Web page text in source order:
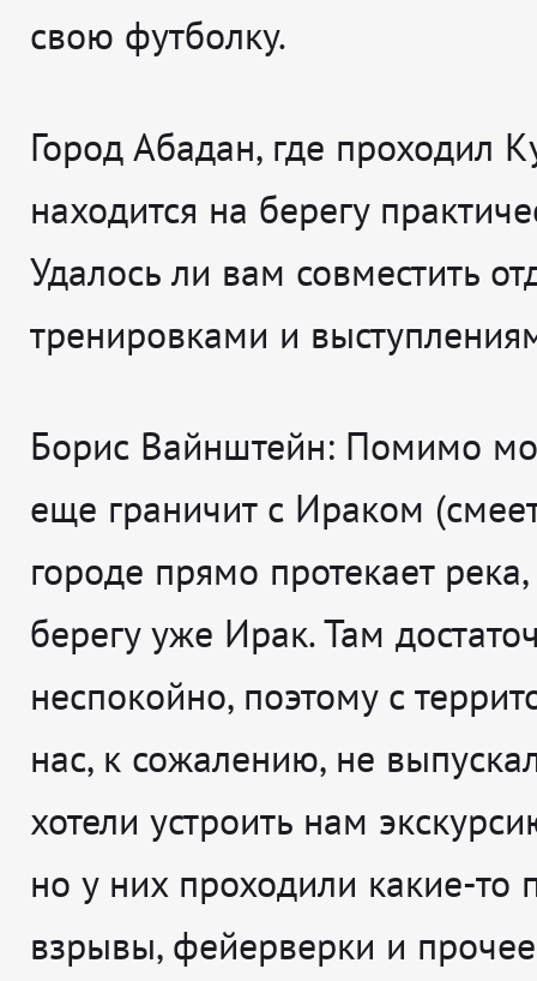
свою футболку.
Город Абадан, где проходил
находится на берегу
Удалось ли вам совместить
тренировками и
Борис Вайнштейн: Помимо
еще граничит с Ираком
городе прямо протекает
берегу уже Ирак. Там
неспокойно, поэтому с
нас, к сожалению, не
хотели устроить нам
но у них проходили какие-то
взрывы, фейерверки и